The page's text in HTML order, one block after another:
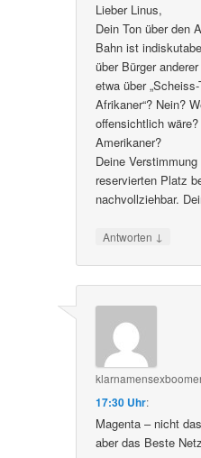
Lieber Linus,
Dein Ton über den
Bahn ist
über Bürger
etwa über
Afrikaner“? Nein?
offensichtlich
Amerikaner?
Deine
reservierten Platz
nachvollziehbar.
Antworten ↓
17:30 Uhr:
Magenta – nicht
aber das Beste